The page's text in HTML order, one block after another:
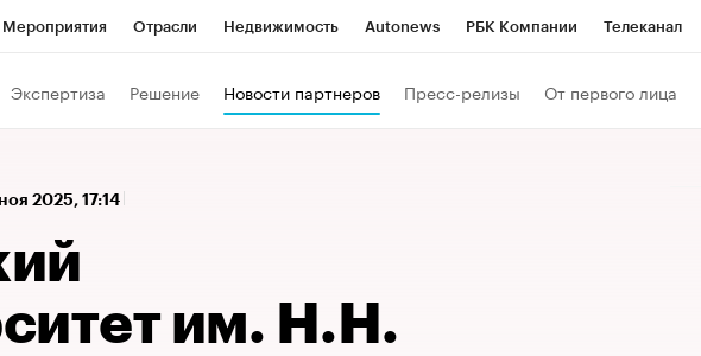
Мероприятия Отрасли Недвижимость Autonews РБК Компании Телеканал
Экспертиза Решение Новости партнеров Пресс-релизы От первого лица
2025, 17:14
им. Н.Н.